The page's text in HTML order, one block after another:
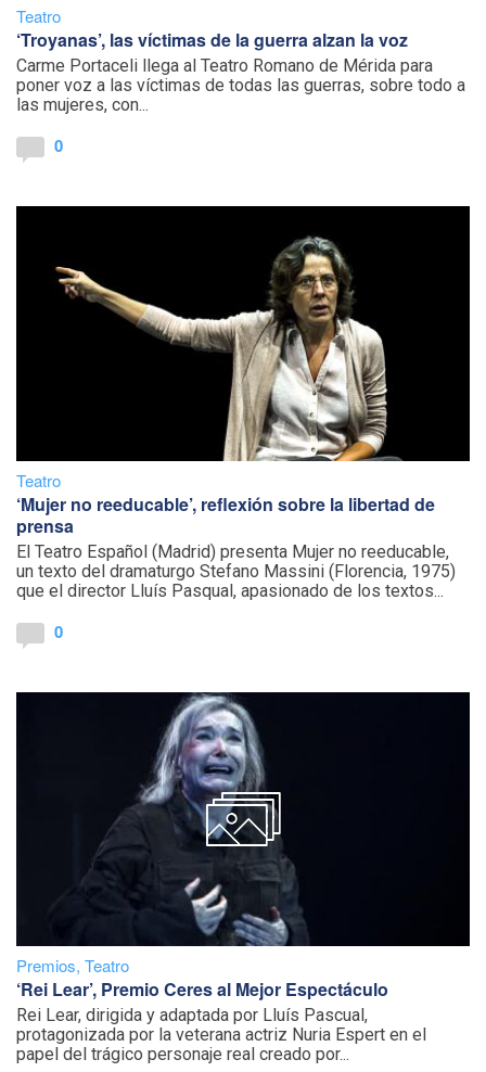
Teatro
‘Troyanas’, las víctimas de la guerra alzan la voz
Carme Portaceli llega al Teatro Romano de Mérida para
poner voz a las víctimas de todas las guerras, sobre todo a
las mujeres, con...
0
Teatro
‘Mujer no reeducable’, reflexión sobre la libertad de
prensa
El Teatro Español (Madrid) presenta Mujer no reeducable,
un texto del dramaturgo Stefano Massini (Florencia, 1975)
que el director Lluís Pasqual, apasionado de los textos...
0
Premios, Teatro
‘Rei Lear’, Premio Ceres al Mejor Espectáculo
Rei Lear, dirigida y adaptada por Lluís Pascual,
protagonizada por la veterana actriz Nuria Espert en el
papel del trágico personaje real creado por...